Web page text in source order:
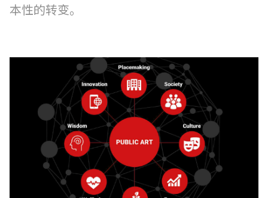
本性的转变。